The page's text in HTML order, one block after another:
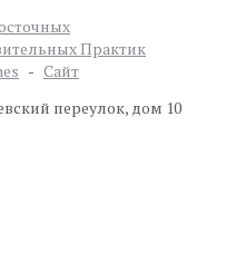
Практик
- Сайт
переулок, дом 10